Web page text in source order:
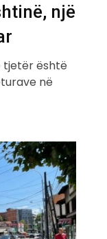
një
tjetër është
në